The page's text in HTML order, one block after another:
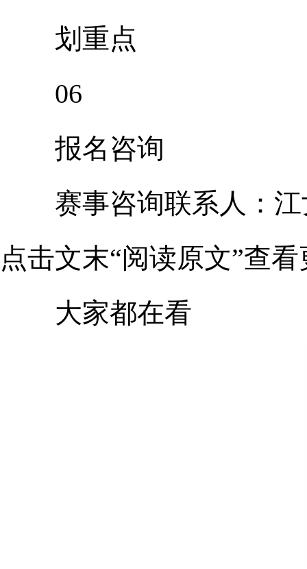
划重点
06
报名咨询
赛事咨询联系人：江
点击文末“阅读原文”查
大家都在看